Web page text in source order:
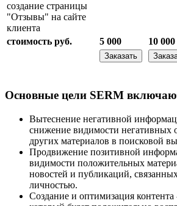
создание страницы
"Отзывы" на сайте
клиента
стоимость руб.
5 000 10 000
Заказать
Основные цели SERM
Вытеснение негативной
снижение видимости негативных
других материалов в поисковой
Продвижение позитивной
видимости положительных
новостей и публикаций,
личностью.
Создание и оптимизация контента